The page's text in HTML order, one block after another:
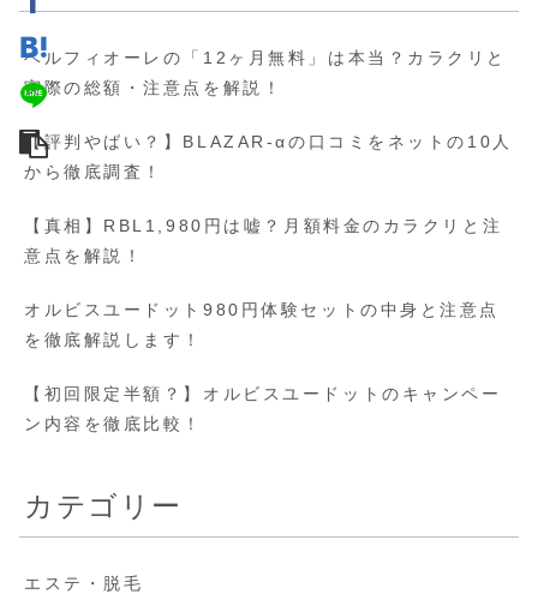
ベルフィオーレの「12ヶ月無料」は本当？カラクリと
実際の総額・注意点を解説！
【評判やばい？】BLAZAR-αの口コミをネットの10人
から徹底調査！
【真相】RBL1,980円は嘘？月額料金のカラクリと注
意点を解説！
オルビスユードット980円体験セットの中身と注意点
を徹底解説します！
【初回限定半額？】オルビスユードットのキャンペー
ン内容を徹底比較！
カテゴリー
エステ・脱毛